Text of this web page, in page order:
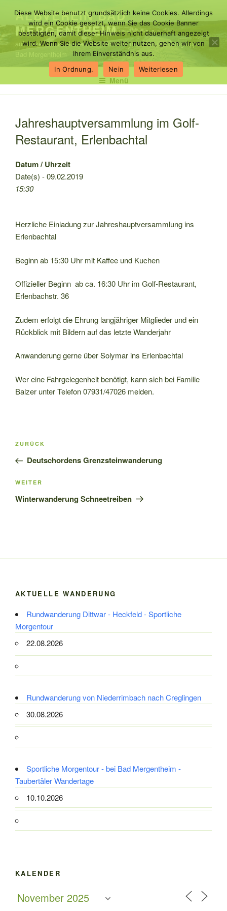
Inhalt
springen
ALBVEREIN BAD
MERGENTHEIM
auf dieser Seite erhalten Sie Informationen über die Ortsgruppe
Bad Mergentheim
Menü
Jahreshauptversammlung im Golf-
Restaurant, Erlenbachtal
Datum / Uhrzeit
Date(s) - 09.02.2019
15:30
Herzliche Einladung zur Jahreshauptversammlung ins
Erlenbachtal
Beginn ab 15:30 Uhr mit Kaffee und Kuchen
Offizieller Beginn ab ca. 16:30 Uhr im Golf-Restaurant,
Erlenbachstr. 36
Zudem erfolgt die Ehrung langjähriger Mitglieder und ein
Rückblick mit Bildern auf das letzte Wanderjahr
Anwanderung gerne über Solymar ins Erlenbachtal
Wer eine Fahrgelegenheit benötigt, kann sich bei Familie
Balzer unter Telefon 07931/47026 melden.
Beitragsnavigation
Vorheriger
Beitrag
ZURÜCK
Deutschordens Grenzsteinwanderung
Nächster
Beitrag
WEITER
Winterwanderung Schneetreiben
AKTUELLE WANDERUNG
Rundwanderung Dittwar - Heckfeld - Sportliche
Morgentour
22.08.2026
Rundwanderung von Niederrimbach nach Creglingen
30.08.2026
Sportliche Morgentour - bei Bad Mergentheim -
Taubertäler Wandertage
10.10.2026
KALENDER
Diese Website benutzt grundsätzlich keine Cookies. Allerdings
wird ein Cookie gesetzt, wenn Sie das Cookie Banner
bestätigten, damit dieser Hinweis nicht dauerhaft angezeigt
wird. Wenn Sie die Website weiter nutzen, gehen wir von
Ihrem Einverständnis aus.
In Ordnung.
Nein Weiterlesen